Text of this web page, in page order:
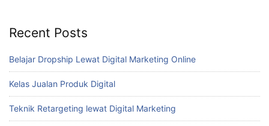
Recent Posts
Belajar Dropship Lewat Digital Marketing Online
Kelas Jualan Produk Digital
Teknik Retargeting lewat Digital Marketing